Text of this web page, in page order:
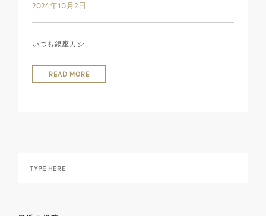
2024年10月2日
いつも銀座カシ…
READ MORE